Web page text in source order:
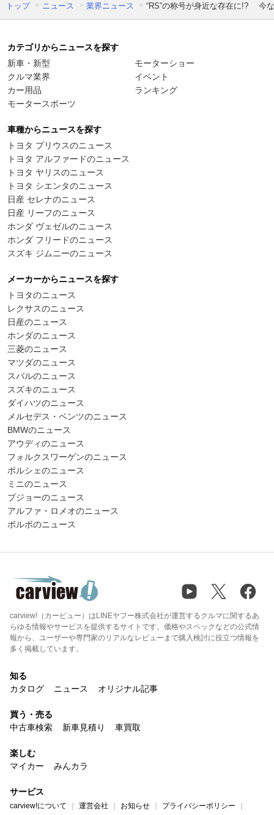
トップ ニュース 業界ニュース “RS”の称号が身近な存在に!? 今
カテゴリからニュースを探す
新車・新型
クルマ業界
カー用品
モータースポーツ
モーターショー
イベント
ランキング
車種からニュースを探す
トヨタ プリウスのニュース
トヨタ アルファードのニュース
トヨタ ヤリスのニュース
トヨタ シエンタのニュース
日産 セレナのニュース
日産 リーフのニュース
ホンダ ヴェゼルのニュース
ホンダ フリードのニュース
スズキ ジムニーのニュース
メーカーからニュースを探す
トヨタのニュース
レクサスのニュース
日産のニュース
ホンダのニュース
三菱のニュース
マツダのニュース
スバルのニュース
スズキのニュース
ダイハツのニュース
メルセデス・ベンツのニュース
BMWのニュース
アウディのニュース
フォルクスワーゲンのニュース
ポルシェのニュース
ミニのニュース
プジョーのニュース
アルファ・ロメオのニュース
ボルボのニュース
carview!（カービュー）はLINEヤフー株式会社が運営するクルマに関するあ
らゆる情報やサービスを提供するサイトです。価格やスペックなどの公式情
報から、ユーザーや専門家のリアルなレビューまで購入検討に役立つ情報を
多く掲載しています。
知る
カタログ
ニュース オリジナル記事
買う・売る
中古車検索
新車見積り 車買取
楽しむ
マイカー
みんカラ
サービス
carview!について 運営会社 お知らせ プライバシーポリシー